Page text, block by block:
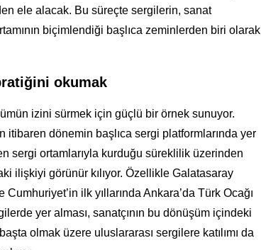
ele alacak. Bu süreçte sergilerin, sanat
biçimlendiği başlıca zeminlerden biri olarak
okumak
izini sürmek için güçlü bir örnek sunuyor.
itibaren dönemin başlıca sergi platformlarında yer
sergi ortamlarıyla kurduğu süreklilik üzerinden
ilişkiyi görünür kılıyor. Özellikle Galatasaray
Cumhuriyet’in ilk yıllarında Ankara’da Türk Ocağı
yer alması, sanatçının bu dönüşüm içindeki
olmak üzere uluslararası sergilere katılımı da